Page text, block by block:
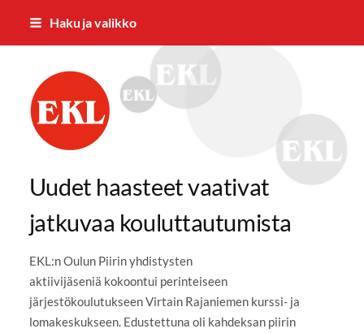
Siirry
Haku ja valikko
Rantalakeuden Eläkkeensaajat RES
Uudet haasteet vaativat
jatkuvaa kouluttautumista
EKL:n Oulun Piirin yhdistysten
aktiivijäseniä kokoontui perinteiseen
järjestökoulutukseen Virtain Rajaniemen kurssi- ja
lomakeskukseen. Edustettuna oli kahdeksan piirin